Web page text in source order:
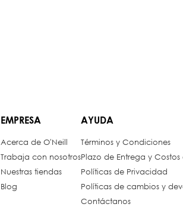
EMPRESA
Acerca de O'Neill
Trabaja con nosotros
Nuestras tiendas
Blog
AYUDA
Términos y Condiciones
Plazo de Entrega y Costos
Políticas de Privacidad
Políticas de cambios y
Contáctanos